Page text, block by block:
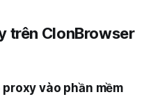
trên ClonBrowser
vào phần mềm